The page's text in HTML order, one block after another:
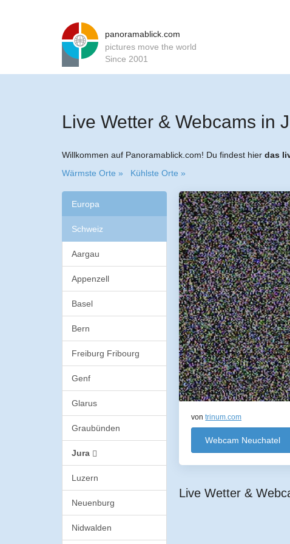
panoramablick.com
pictures move the world
Since 2001
Live Wetter & Webcams in
Willkommen auf Panoramablick.com! Du findest hier das
Wärmste Orte »
Kühlste Orte »
Europa
Schweiz
Aargau
Appenzell
Basel
Bern
Freiburg Fribourg
Genf
Glarus
Graubünden
Jura
Luzern
Neuenburg
Nidwalden
vontrinum.com
Webcam Neuchatel
Live Wetter &